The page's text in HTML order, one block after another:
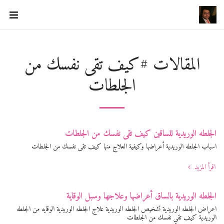
المقالات #كيف تقى نفسك من
الجلطات
الجلطه الوريدية للساقين كيف تقى نفسك من الجلطات
اسباب الجلطه الوريدية أعراضها وكيفية العلاج منها كيف تقى نفسك من الجلطات
اقرأ المزيد
الجلطه الوريدية بالساق أعراضها وعلاجها وسبل الوقاية
اعراض الجلطه الوريدية تشخيص الجلطه الوريدية علاج الجلطه الوريدية الوقايه من الجلطه
الوريدية كيف تقي نفسك من الجلطات